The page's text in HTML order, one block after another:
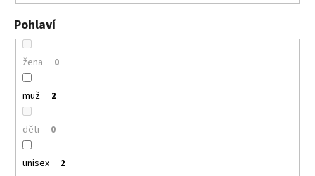
Pohlaví
žena 0
muž 2
děti 0
unisex 2